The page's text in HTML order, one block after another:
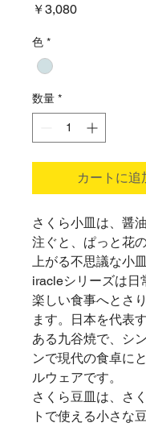
￥3,080価
色 *
数量 *
カートに追
さくら小皿は、醤
注ぐと、ぱっと花
上がる不思議な小
iracleシリーズは日
楽しい食事へとさ
ます。日本を代表
ある九谷焼で、シ
ンで現代の食卓に
ルウェアです。
さくら豆皿は、さ
トで使える小さな